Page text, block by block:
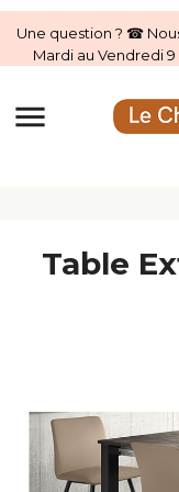
Une question ? ☎
Mardi au Vendredi 9 -
menu
Table